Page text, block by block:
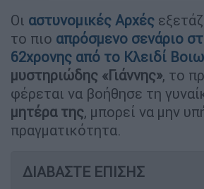
Οι αστυνομικές Αρχές
το πιο απρόσμενο σενάριο
62χρονης από το Κλειδί
μυστηριώδης «Γιάννης», το
φέρεται να βοήθησε τη
μητέρα της, μπορεί να μην
πραγματικότητα.
ΔΙΑΒΑΣΤΕ ΕΠΙΣΗΣ